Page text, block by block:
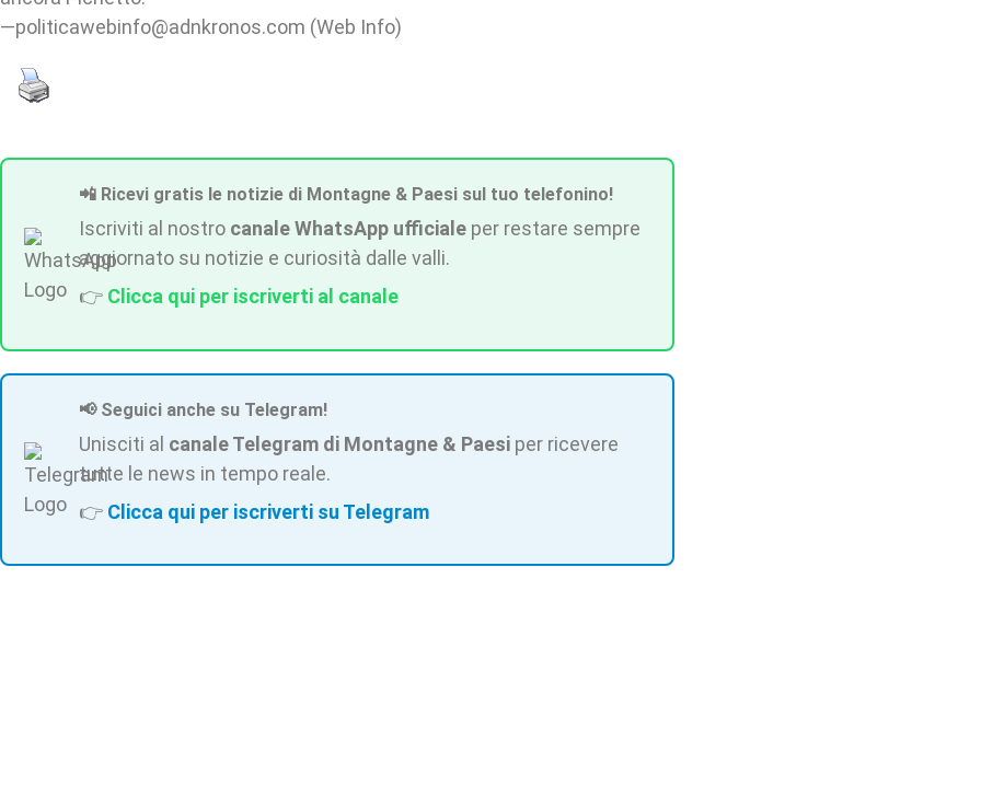
—politicawebinfo@adnkronos.com (Web Info)
📲 Ricevi gratis le notizie di Montagne & Paesi sul tuo telefonino!
Iscriviti al nostro canale WhatsApp ufficiale per restare sempre
aggiornato su notizie e curiosità dalle valli.
👉 Clicca qui per iscriverti al canale
📢 Seguici anche su Telegram!
Unisciti al canale Telegram di Montagne & Paesi per ricevere
tutte le news in tempo reale.
👉 Clicca qui per iscriverti su Telegram